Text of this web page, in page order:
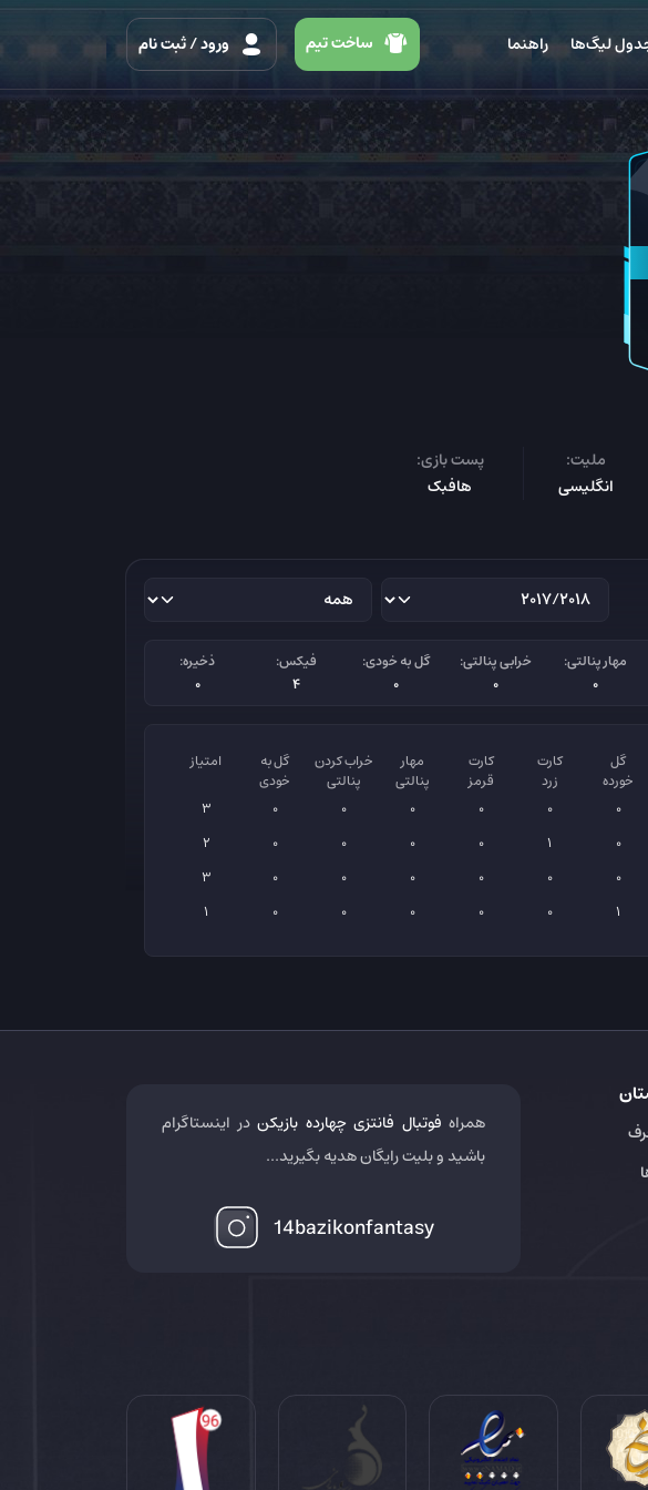
لیگ‌ها راهنما ساخت تیم ورود/ ثبت نام
ملیت:
انگلیسی
پست بازی:
هافبک
مهار پنالتی:
0
خرابی پنالتی:
0
گل به خودی:
0
فیکس:
4
ذخیره:
0
گل
خورده
کارت
زرد
کارت
قرمز
مهار
پنالتی
خراب کردن
پنالتی
گل به
خودی
امتیاز
0
0
0
0
0
0
3
0
1
0
0
0
0
2
0
0
0
0
0
0
3
1
0
0
0
0
0
1
همراه فوتبال فانتزی چهارده بازیکن در اینستاگرام
باشید و بلیت رایگان هدیه بگیرید...
14bazikonfantasy